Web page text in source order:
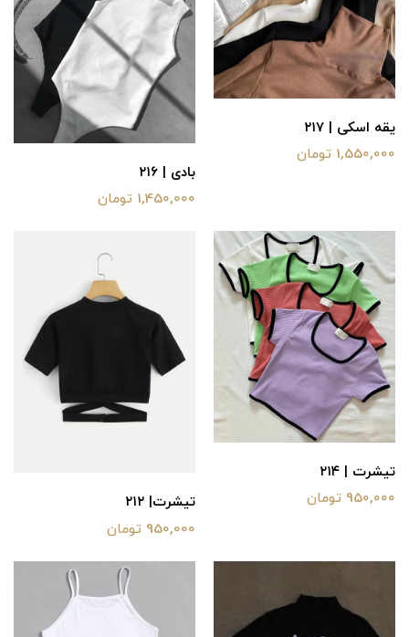
یقه اسکی | ۲۱۷
1,550,000 تومان
بادی | ۲۱۶
1,450,000 تومان
تیشرت | ۲۱۴
950,000 تومان
تیشرت| ۲۱۲
950,000 تومان